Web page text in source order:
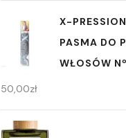
X-
PASMA DO
WŁOSÓW
50,00zł